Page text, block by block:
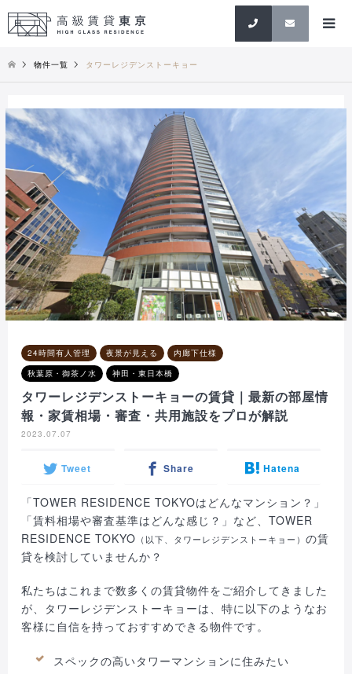
検索
物件一覧 タワーレジデンストーキョー
24時間有人管理 夜景が見える
内廊下仕様
秋葉原・御茶ノ水
神田・東日本橋
タワーレジデンストーキョーの賃貸｜最新の部屋情
報・家賃相場・審査・共用施設をプロが解説
2023.07.07
Tweet Share Hatena
「TOWER RESIDENCE TOKYOはどんなマンション？」
「賃料相場や審査基準はどんな感じ？」など、TOWER
RESIDENCE TOKYO （以下、タワーレジデンストーキョー）の賃
貸を検討していませんか？
私たちはこれまで数多くの賃貸物件をご紹介してきました
が、タワーレジデンストーキョーは、特に以下のようなお
客様に自信を持っておすすめできる物件です。
スペックの高いタワーマンションに住みたい